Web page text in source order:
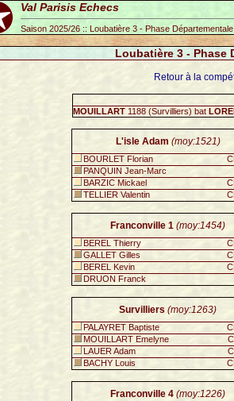
Val Parisis Echecs
Saison 2025/26 :: Loubatière 3 - Phase
Loubatière 3 - Phase
Retour à la
MOUILLART 1188 (Survilliers) bat
L'isle Adam (moy:1521)
BOURLET Florian
PANQUIN Jean-Marc
BARZIC Mickael
TELLIER Valentin
Franconville 1 (moy:1454)
BEREL Thierry
GALLET Gilles
BEREL Kevin
DRUON Franck
Survilliers (moy:1263)
PALAYRET Baptiste
MOUILLART Emelyne
LAUER Adam
BACHY Louis
Franconville 4 (moy:1226)